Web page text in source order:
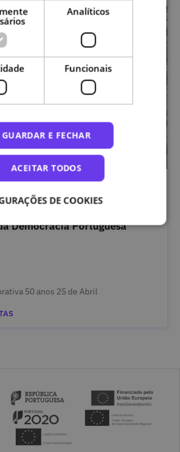
Democracia Portuguesa
50 anos 25 de Abril
Analíticos
Funcionais
GUARDAR E FECHAR
ACEITAR TODOS
DE COOKIES